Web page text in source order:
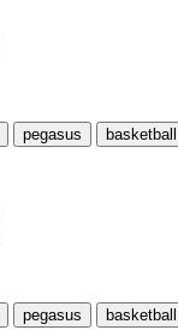
pegasus basketball
pegasus basketball